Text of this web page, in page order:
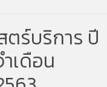
ตร์บริการ ปี
เดือน